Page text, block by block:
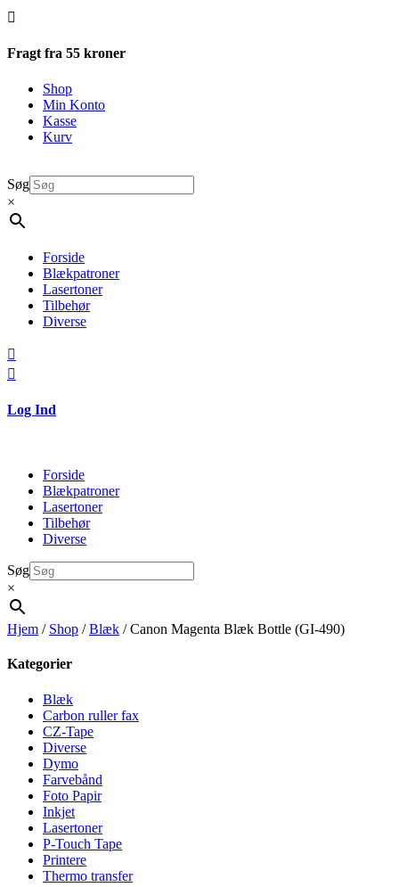

Fragt fra 55 kroner
Shop
Min Konto
Kasse
Kurv
Søg
×
Forside
Blækpatroner
Lasertoner
Tilbehør
Diverse


Log Ind
Forside
Blækpatroner
Lasertoner
Tilbehør
Diverse
Søg
×
Hjem / Shop /Blæk / Canon Magenta Blæk Bottle (GI-490)
Kategorier
Blæk
Carbon ruller fax
CZ-Tape
Diverse
Dymo
Farvebånd
Foto Papir
Inkjet
Lasertoner
P-Touch Tape
Printere
Thermo transfer